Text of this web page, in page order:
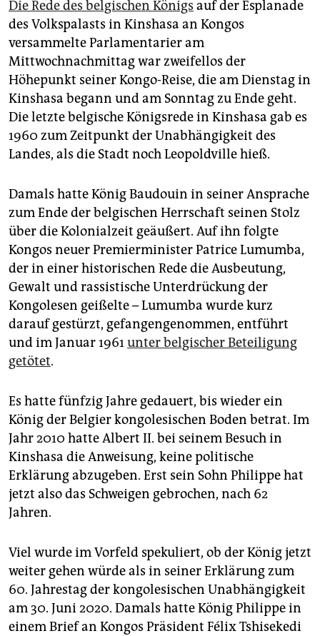
Die Rede des belgischen Königs auf der Esplanade
des Volkspalasts in Kinshasa an Kongos
versammelte Parlamentarier am
Mittwochnachmittag war zweifellos der
Höhepunkt seiner Kongo-Reise, die am Dienstag in
Kinshasa begann und am Sonntag zu Ende geht.
Die letzte belgische Königsrede in Kinshasa gab es
1960 zum Zeitpunkt der Unabhängigkeit des
Landes, als die Stadt noch Leopoldville hieß.
Damals hatte König Baudouin in seiner Ansprache
zum Ende der belgischen Herrschaft seinen Stolz
über die Kolonialzeit geäußert. Auf ihn folgte
Kongos neuer Premierminister Patrice Lumumba,
der in einer historischen Rede die Ausbeutung,
Gewalt und rassistische Unterdrückung der
Kongolesen geißelte – Lumumba wurde kurz
darauf gestürzt, gefangengenommen, entführt
und im Januar 1961unter belgischer Beteiligung
getötet.
Es hatte fünfzig Jahre gedauert, bis wieder ein
König der Belgier kongolesischen Boden betrat. Im
Jahr 2010 hatte Albert II. bei seinem Besuch in
Kinshasa die Anweisung, keine politische
Erklärung abzugeben. Erst sein Sohn Philippe hat
jetzt also das Schweigen gebrochen, nach 62
Jahren.
Viel wurde im Vorfeld spekuliert, ob der König jetzt
weiter gehen würde als in seiner Erklärung zum
60. Jahrestag der kongolesischen Unabhängigkeit
am 30. Juni 2020. Damals hatte König Philippe in
einem Brief an Kongos Präsident Félix Tshisekedi